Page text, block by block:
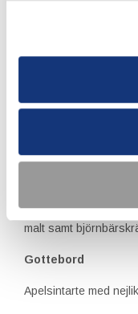
morötter från
Dessert
Konditoriets
kardemumma, nykokt
malt samt
Gottebord
Apelsintarte med